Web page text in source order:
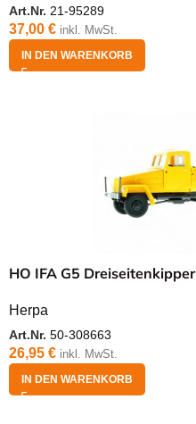
Art.Nr. 21-95289
37,00 € inkl. MwSt.
IN DEN WARENKORB
HO IFA G5 Dreiseitenkipper
Herpa
Art.Nr. 50-308663
26,95 € inkl. MwSt.
IN DEN WARENKORB